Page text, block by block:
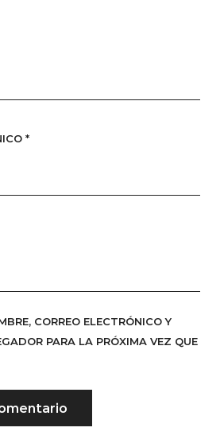
*
CORREO ELECTRÓNICO Y
PARA LA PRÓXIMA VEZ QUE